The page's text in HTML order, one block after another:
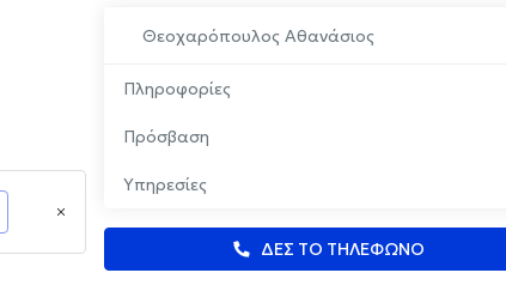
Θεοχαρόπουλος Αθανάσιος
Πληροφορίες
Πρόσβαση
Υπηρεσίες
ΔΕΣ ΤΟ ΤΗΛΕΦΩΝΟ